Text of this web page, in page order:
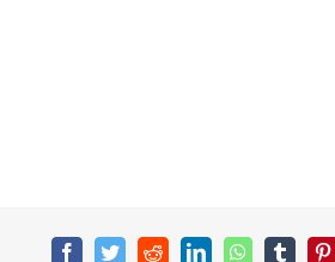
Facebook
TwitterRedditLinkedInWhatsApp
Tumblr